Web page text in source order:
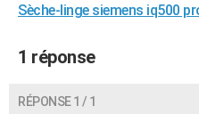
Sèche-linge siemens iq500
1 réponse
RÉPONSE 1 / 1